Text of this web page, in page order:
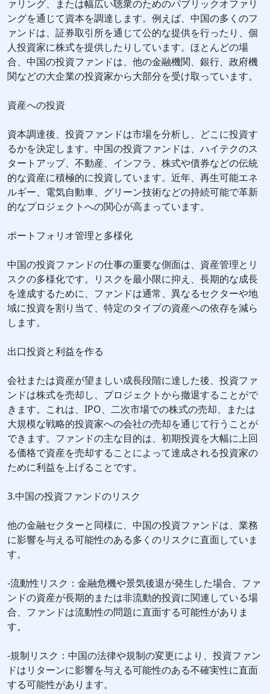
ァリング、または幅広い聴衆のためのパブリックオファリ
ングを通じて資本を調達します。例えば、中国の多くのフ
ァンドは、証券取引所を通じて公的な提供を行ったり、個
人投資家に株式を提供したりしています。ほとんどの場
合、中国の投資ファンドは、他の金融機関、銀行、政府機
関などの大企業の投資家から大部分を受け取っています。
資産への投資
資本調達後、投資ファンドは市場を分析し、どこに投資す
るかを決定します。中国の投資ファンドは、ハイテクのス
タートアップ、不動産、インフラ、株式や債券などの伝統
的な資産に積極的に投資しています。近年、再生可能エネ
ルギー、電気自動車、グリーン技術などの持続可能で革新
的なプロジェクトへの関心が高まっています。
ポートフォリオ管理と多様化
中国の投資ファンドの仕事の重要な側面は、資産管理とリ
スクの多様化です。リスクを最小限に抑え、長期的な成長
を達成するために、ファンドは通常、異なるセクターや地
域に投資を割り当て、特定のタイプの資産への依存を減ら
します。
出口投資と利益を作る
会社または資産が望ましい成長段階に達した後、投資ファ
ンドは株式を売却し、プロジェクトから撤退することがで
きます。これは、IPO、二次市場での株式の売却、または
大規模な戦略的投資家への会社の売却を通じて行うことが
できます。ファンドの主な目的は、初期投資を大幅に上回
る価格で資産を売却することによって達成される投資家の
ために利益を上げることです。
3.中国の投資ファンドのリスク
他の金融セクターと同様に、中国の投資ファンドは、業務
に影響を与える可能性のある多くのリスクに直面していま
す。
-流動性リスク：金融危機や景気後退が発生した場合、ファ
ンドの資産が長期的または非流動的投資に関連している場
合、ファンドは流動性の問題に直面する可能性がありま
す。
-規制リスク：中国の法律や規制の変更により、投資ファン
ドはリターンに影響を与える可能性のある不確実性に直面
する可能性があります。